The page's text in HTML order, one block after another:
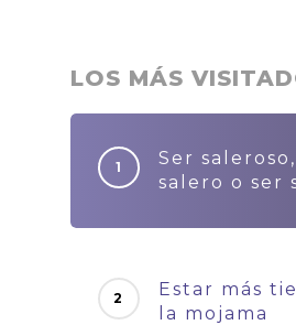
LOS MÁS
Ser
salero o ser
Estar más
la mojama